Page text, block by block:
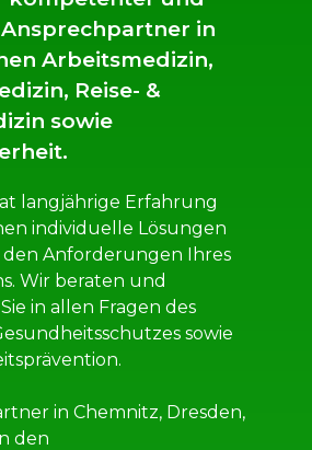
in
Arbeitsmedizin,
Reise- &
sowie
langjährige Erfahrung
individuelle Lösungen
den Anforderungen Ihres
Wir beraten und
in allen Fragen des
sowie
in Chemnitz, Dresden,
den